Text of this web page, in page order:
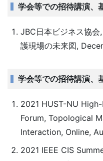
学会等での招待講演、
JBC日本ビジネス協
護現場の未来図,
学会等での招待講演、
2021 HUST-NU
Forum, Topological
Interaction, Online,
2021 IEEE CIS